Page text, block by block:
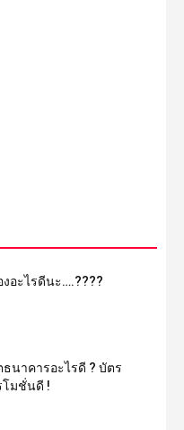
อะไรดีนะ….????
นาคารอะไรดี ? บัตร
โมชั่นดี !